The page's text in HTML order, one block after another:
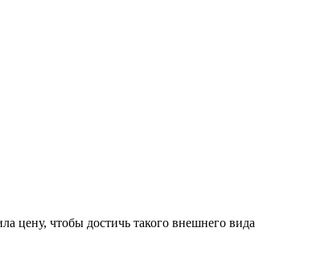
цену, чтобы достичь такого внешнего вида